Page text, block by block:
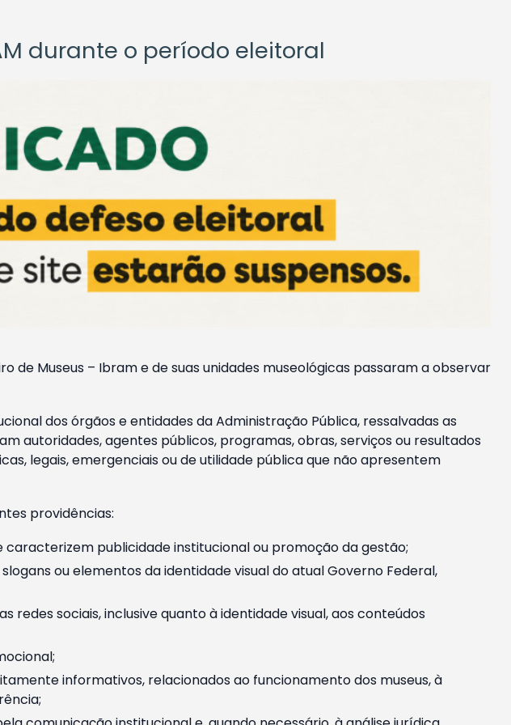
durante o período eleitoral
de Museus – Ibram e de suas unidades museológicas passaram a observar
dos órgãos e entidades da Administração Pública, ressalvadas as
autoridades, agentes públicos, programas, obras, serviços ou resultados
legais, emergenciais ou de utilidade pública que não apresentem
providências:
publicidade institucional ou promoção da gestão;
ou elementos da identidade visual do atual Governo Federal,
redes sociais, inclusive quanto à identidade visual, aos conteúdos
informativos, relacionados ao funcionamento dos museus, à